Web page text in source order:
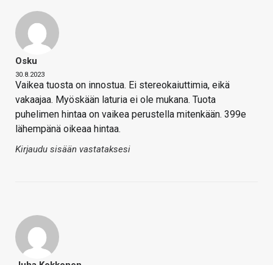
Osku
30.8.2023
Vaikea tuosta on innostua. Ei stereokaiuttimia, eikä
vakaajaa. Myöskään laturia ei ole mukana. Tuota
puhelimen hintaa on vaikea perustella mitenkään. 399e
lähempänä oikeaa hintaa.
Kirjaudu sisään vastataksesi